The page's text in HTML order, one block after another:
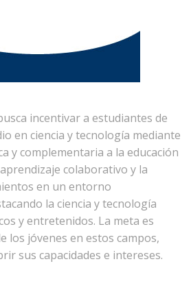
incentivar a estudiantes de
en ciencia y tecnología mediante
y complementaria a la educación
colaborativo y la
en un entorno
la ciencia y tecnología
y entretenidos. La meta es
los jóvenes en estos campos,
sus capacidades e intereses.